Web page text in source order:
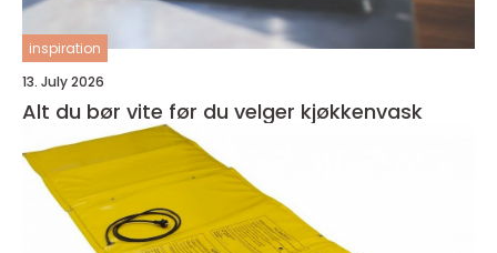
inspiration
13. July 2026
Alt du bør vite før du velger kjøkkenvask